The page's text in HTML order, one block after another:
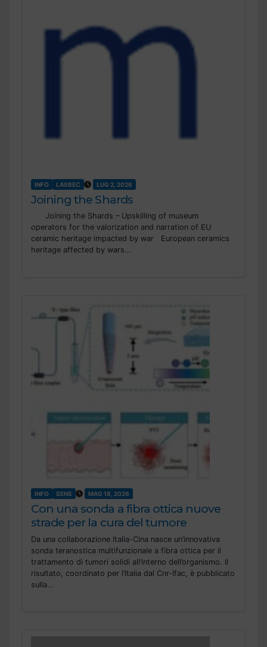
INFO LASBEC LUG 2, 2026
Joining the Shards
Joining the Shards – Upskilling of museum
operators for the valorization and narration of EU
ceramic heritage impacted by war European ceramics
heritage affected by wars...
INFO SENS MAG 18, 2026
Con una sonda a fibra ottica nuove
strade per la cura del tumore
Da una collaborazione Italia-Cina nasce un’innovativa
sonda teranostica multifunzionale a fibra ottica per il
trattamento di tumori solidi all’interno dell’organismo. Il
risultato, coordinato per l’Italia dal Cnr-Ifac, è pubblicato
sulla...